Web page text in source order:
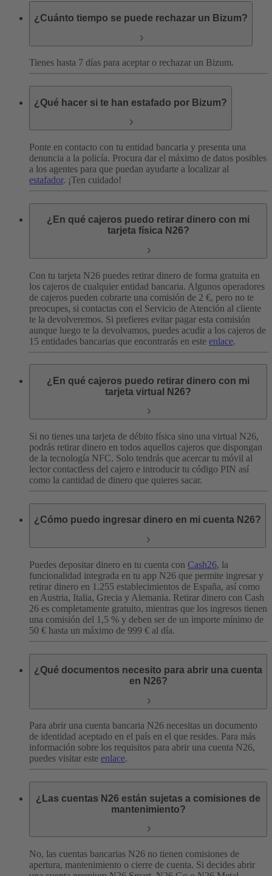
¿Cuánto tiempo se puede rechazar un Bizum?
Tienes hasta 7 días para aceptar o rechazar un Bizum.
¿Qué hacer si te han estafado por Bizum?
Ponte en contacto con tu entidad bancaria y presenta una
denuncia a la policía. Procura dar el máximo de datos posibles
a los agentes para que puedan ayudarte a localizar al
estafador. ¡Ten cuidado!
¿En qué cajeros puedo retirar dinero con mi
tarjeta física N26?
Con tu tarjeta N26 puedes retirar dinero de forma gratuita en
los cajeros de cualquier entidad bancaria. Algunos operadores
de cajeros pueden cobrarte una comisión de 2 €, pero no te
preocupes, si contactas con el Servicio de Atención al cliente
te la devolveremos. Si prefieres evitar pagar esta comisión
aunque luego te la devolvamos, puedes acudir a los cajeros de
15 entidades bancarias que encontrarás en este enlace.
¿En qué cajeros puedo retirar dinero con mi
tarjeta virtual N26?
Si no tienes una tarjeta de débito física sino una virtual N26,
podrás retirar dinero en todos aquellos cajeros que dispongan
de la tecnología NFC. Solo tendrás que acercar tu móvil al
lector contactless del cajero e introducir tu código PIN así
como la cantidad de dinero que quieres sacar.
¿Cómo puedo ingresar dinero en mi cuenta N26?
Puedes depositar dinero en tu cuenta con Cash26, la
funcionalidad integrada en tu app N26 que permite ingresar y
retirar dinero en 1.255 establecimientos de España, así como
en Austria, Italia, Grecia y Alemania. Retirar dinero con Cash
26 es completamente gratuito, mientras que los ingresos tienen
una comisión del 1,5 % y deben ser de un importe mínimo de
50 € hasta un máximo de 999 € al día.
¿Qué documentos necesito para abrir una cuenta
en N26?
Para abrir una cuenta bancaria N26 necesitas un documento
de identidad aceptado en el país en el que resides. Para más
información sobre los requisitos para abrir una cuenta N26,
puedes visitar este enlace.
¿Las cuentas N26 están sujetas a comisiones de
mantenimiento?
No, las cuentas bancarias N26 no tienen comisiones de
apertura, mantenimiento o cierre de cuenta. Si decides abrir